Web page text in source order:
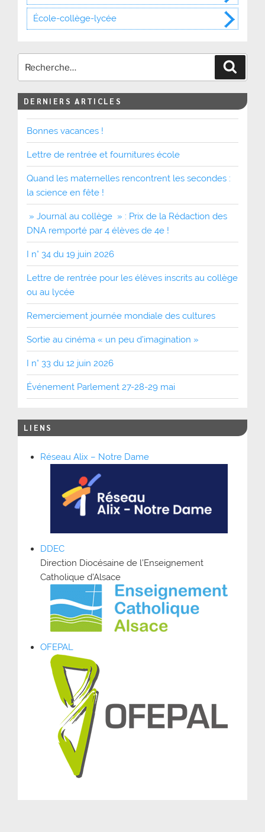
École-collège-lycée
DERNIERS ARTICLES
Bonnes vacances !
Lettre de rentrée et fournitures école
Quand les maternelles rencontrent les secondes :
la science en fête !
» Journal au collège » : Prix de la Rédaction des
DNA remporté par 4 élèves de 4e !
I n° 34 du 19 juin 2026
Lettre de rentrée pour les élèves inscrits au collège
ou au lycée
Remerciement journée mondiale des cultures
Sortie au cinéma « un peu d’imagination »
I n° 33 du 12 juin 2026
Événement Parlement 27-28-29 mai
LIENS
Réseau Alix – Notre Dame
DDEC
Direction Diocésaine de l’Enseignement
Catholique d’Alsace
OFEPAL